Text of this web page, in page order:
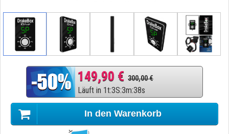
149,90 € 300,00 €
Läuft in 1t:3S:3m:37s
In den Warenkorb